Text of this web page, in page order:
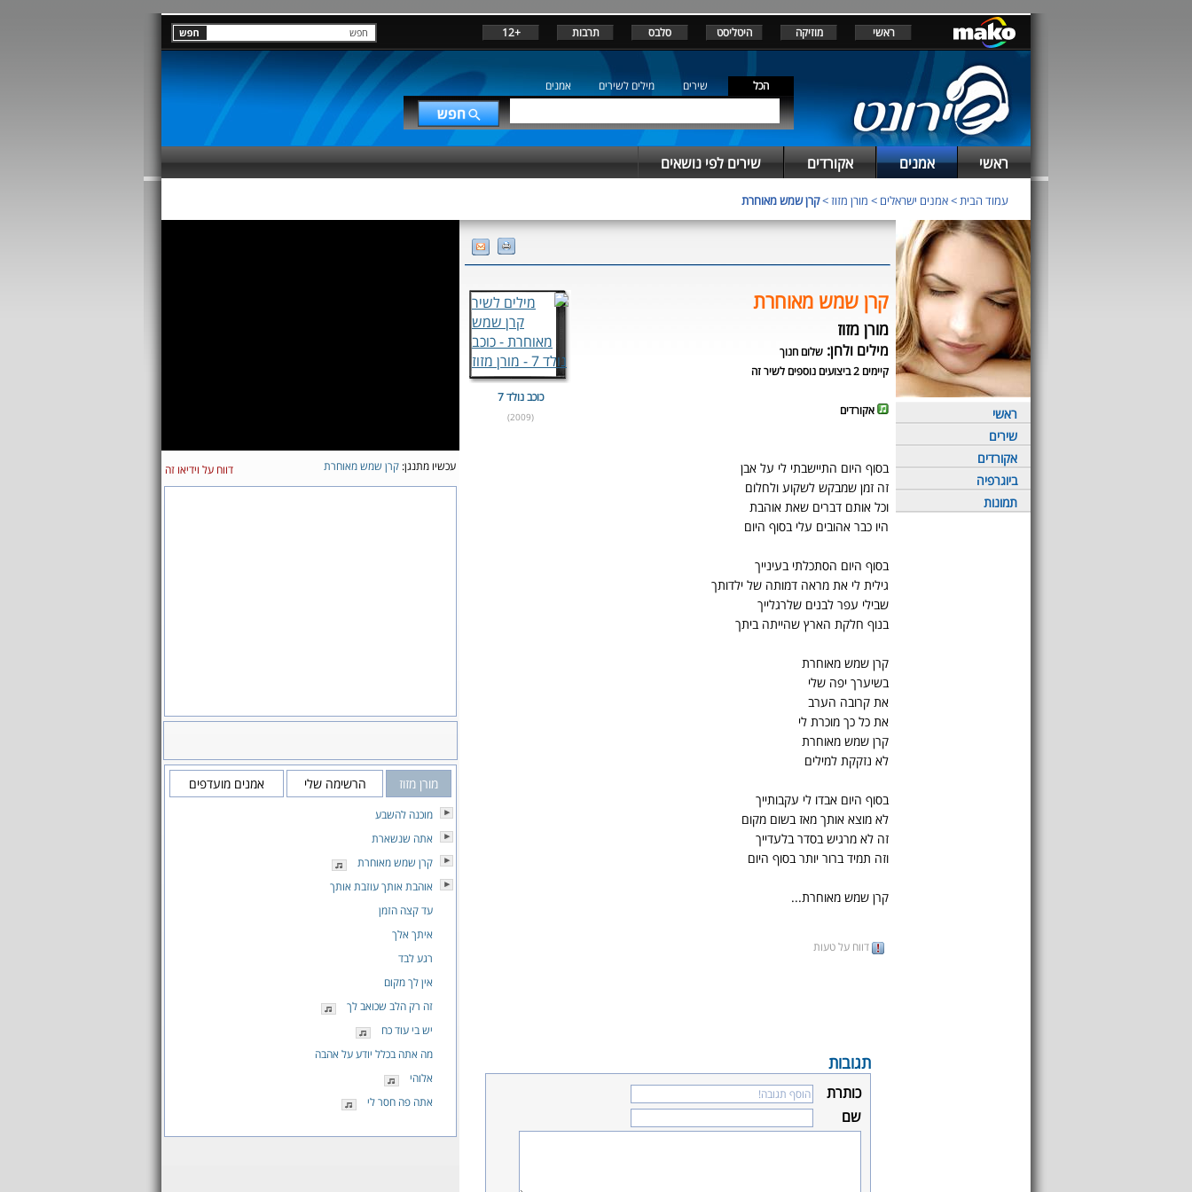
ראשי מוזיקה היטליסט סלבס תרבות +12
הכל שירים מילים לשירים אמנים
ראשי אמנים אקורדים שירים לפי נושאים
עמוד הבית>אמנים ישראלים > מורן מזוז>קרן שמש מאוחרת
ראשי
שירים
אקורדים
ביוגרפיה
תמונות
קרן שמש מאוחרת
מורן מזוז
מילים ולחן: שלום חנוך
קיימים 2 ביצועים נוספים לשיר זה
אקורדים
בסוף היום התיישבתי לי על אבן
זה זמן שמבקש לשקוע ולחלום
וכל אותם דברים שאת אוהבת
היו כבר אהובים עלי בסוף היום
בסוף היום הסתכלתי בעינייך
גילית לי את מראה דמותה של ילדותך
שבילי עפר לבנים שלרגלייך
בנוף חלקת הארץ שהייתה ביתך
קרן שמש מאוחרת
בשיערך יפה שלי
את קרובה הערב
את כל כך מוכרת לי
קרן שמש מאוחרת
לא נזקקת למילים
בסוף היום אבדו לי עקבותייך
לא מוצא אותך מאז בשום מקום
זה לא מרגיש בסדר בלעדייך
וזה תמיד ברור יותר בסוף היום
קרן שמש מאוחרת...
כוכב נולד 7
(2009)
דווח על טעות
תגובות
כותרת
שם
עכשיו מתנגן: קרן שמש מאוחרת דווח על וידיאו זה
מורן מזוז הרשימה שלי אמנים מועדפים
מוכנה להשבע
אתה שנשארת
קרן שמש מאוחרת
אוהבת אותך עוזבת אותך
עד קצה הזמן
איתך אלך
רגע לבד
אין לך מקום
זה רק הלב שכואב לך
יש בי עוד כח
מה אתה בכלל יודע על אהבה
אלוהי
אתה פה חסר לי